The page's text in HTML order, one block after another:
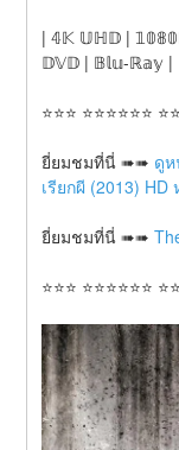
| 𝟜𝕂 𝕌ℍ𝔻 |
𝔻𝕍𝔻 | 𝔹𝕝𝕦-ℝ𝕒𝕪 |
⭐⭐⭐ ⭐⭐⭐⭐⭐⭐
ยี่ยมชมที่นี่ ➠➠ ดูห
เรียกผี (2013) HD
ยี่ยมชมที่นี่ ➠➠
⭐⭐⭐ ⭐⭐⭐⭐⭐⭐